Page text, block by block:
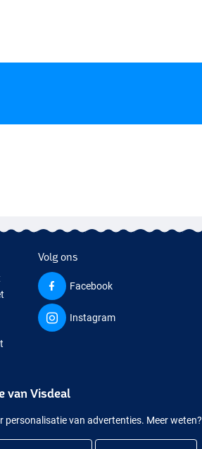
Volg ons
Facebook
Instagram
van Visdeal
van advertenties. Meer weten?